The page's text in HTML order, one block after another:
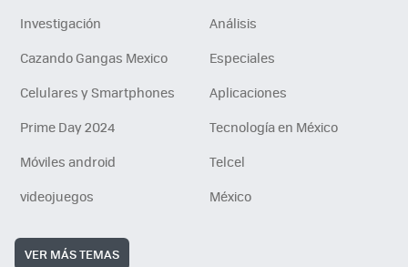
Investigación
Análisis
Cazando Gangas Mexico
Especiales
Celulares y Smartphones
Aplicaciones
Prime Day 2024
Tecnología en México
Móviles android
Telcel
videojuegos
México
VER MÁS TEMAS